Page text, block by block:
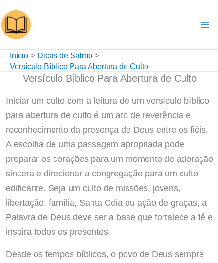
para
o
conteúdo
Início
Dicas de Salmo
Versículo Bíblico Para Abertura de Culto
Versículo Bíblico Para Abertura de Culto
Iniciar um culto com a leitura de um versículo bíblico
para abertura de culto é um ato de reverência e
reconhecimento da presença de Deus entre os fiéis.
A escolha de uma passagem apropriada pode
preparar os corações para um momento de adoração
sincera e direcionar a congregação para um culto
edificante. Seja um culto de missões, jovens,
libertação, família, Santa Ceia ou ação de graças, a
Palavra de Deus deve ser a base que fortalece a fé e
inspira todos os presentes.
Desde os tempos bíblicos, o povo de Deus sempre